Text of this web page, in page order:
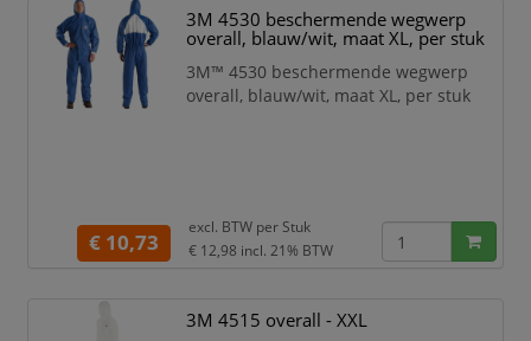
warmtestress en de hele dag
meer comfort
Uitstekende barrière tegen droge
deeltjes en bepaalde chemische
spetters (CE Type 5/6)
3M 4530 beschermende wegwerp
overall, blauw/wit, maat XL, per stuk
3M™ 4530 beschermende wegwerp
overall, blauw/wit, maat XL, per stuk
€ 10,73
excl. BTW per Stuk
€ 12,98 incl. 21% BTW
3M 4515 overall - XXL